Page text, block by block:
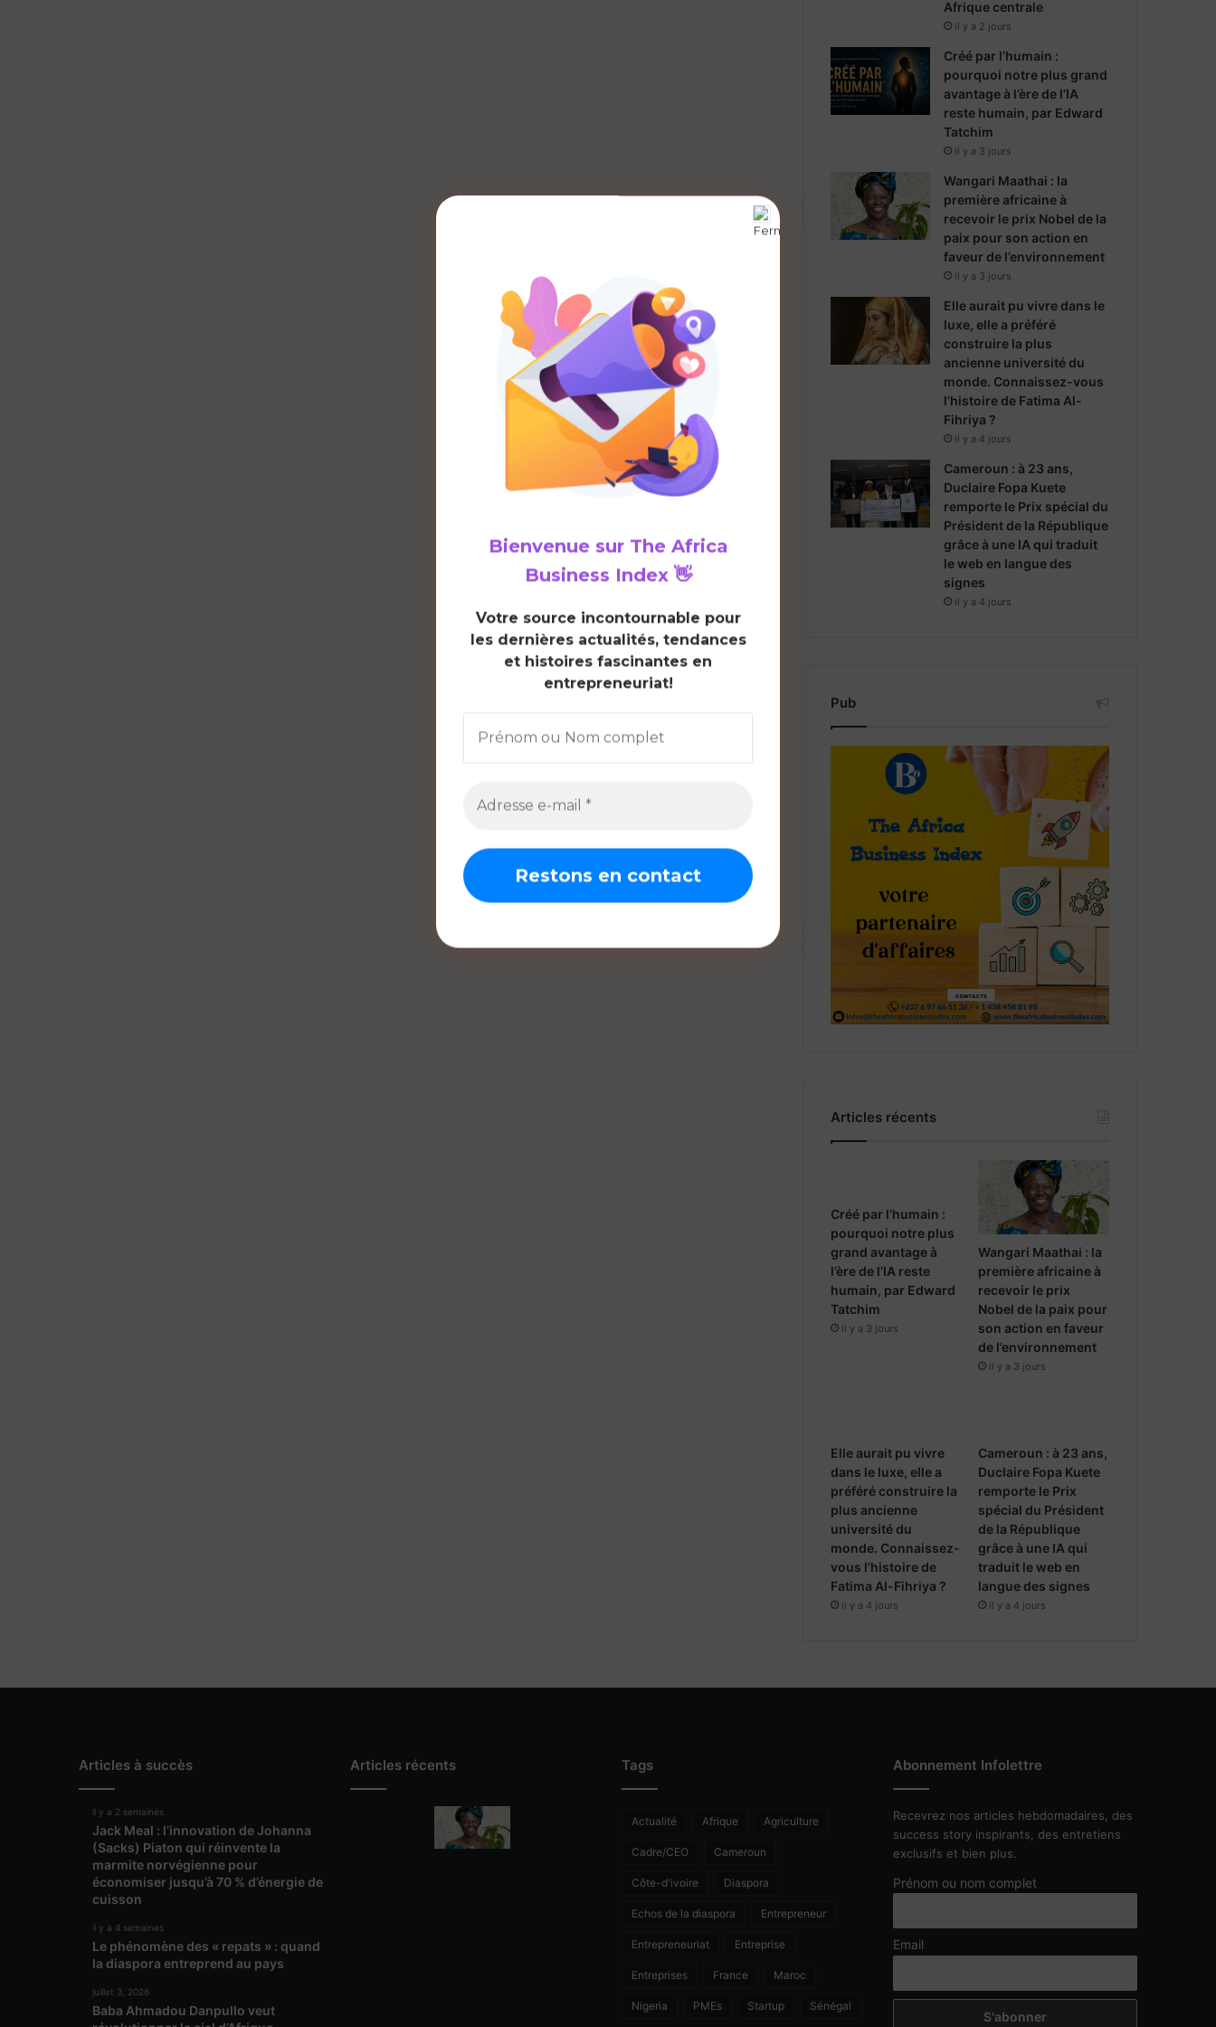
m
Afrique centrale
il y a 2 jours
Créé par l’humain :
pourquoi notre plus grand
avantage à l’ère de l’IA
reste humain, par Edward
Tatchim
il y a 3 jours
Wangari Maathai : la
première africaine à
recevoir le prix Nobel de la
paix pour son action en
faveur de l’environnement
il y a 3 jours
Elle aurait pu vivre dans le
luxe, elle a préféré
construire la plus
ancienne université du
monde. Connaissez-vous
l’histoire de Fatima Al-
Fihriya ?
il y a 4 jours
Cameroun : à 23 ans,
Duclaire Fopa Kuete
remporte le Prix spécial du
Président de la République
grâce à une IA qui traduit
le web en langue des
signes
il y a 4 jours
Pub
Articles récents
Créé par l’humain :
pourquoi notre plus
grand avantage à
l’ère de l’IA reste
humain, par Edward
Tatchim
il y a 3 jours
Wangari Maathai : la
première africaine à
recevoir le prix
Nobel de la paix pour
son action en faveur
de l’environnement
il y a 3 jours
Elle aurait pu vivre
dans le luxe, elle a
préféré construire la
plus ancienne
université du
monde. Connaissez-
vous l’histoire de
Fatima Al-Fihriya ?
il y a 4 jours
Cameroun : à 23 ans,
Duclaire Fopa Kuete
remporte le Prix
spécial du Président
de la République
grâce à une IA qui
traduit le web en
langue des signes
il y a 4 jours
Articles à succès
il y a 2 semaines
Jack Meal : l’innovation de Johanna
(Sacks) Piaton qui réinvente la
marmite norvégienne pour
économiser jusqu’à 70 % d’énergie de
cuisson
il y a 4 semaines
Le phénomène des « repats » : quand
la diaspora entreprend au pays
juillet 3, 2026
Baba Ahmadou Danpullo veut
Articles récents Tags
Actualité Afrique Agriculture
Cadre/CEO Cameroun
Côte-d'ivoire Diaspora
Echos de la diaspora Entrepreneur
Entrepreneuriat Entreprise
Entreprises France Maroc
Nigeria PMEs Startup Sénégal
Abonnement Infolettre
Recevrez nos articles hebdomadaires, des
success story inspirants, des entretiens
exclusifs et bien plus.
Prénom ou nom complet
Email
Bienvenue surThe Africa
Business Index👋
Votre source incontournable pour
les dernières actualités, tendances
et histoires fascinantes en
entrepreneuriat!